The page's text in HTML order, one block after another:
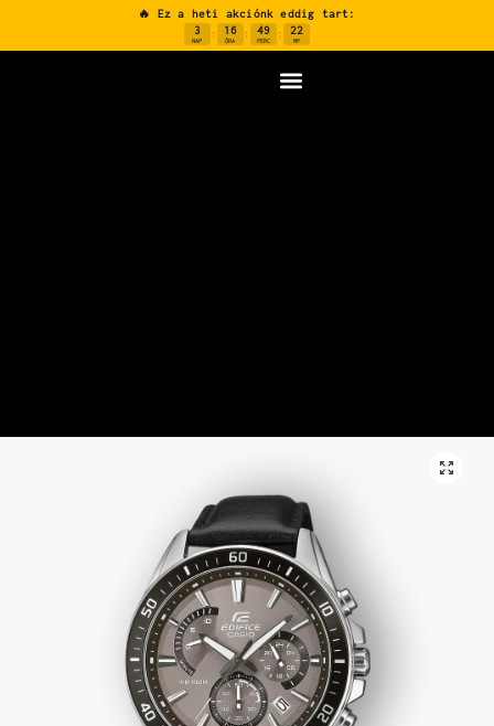
🔥 Ez a heti akciónk eddig tart:
3
NAP
: 16
ÓRA
: 49
PERC
: 22
MP